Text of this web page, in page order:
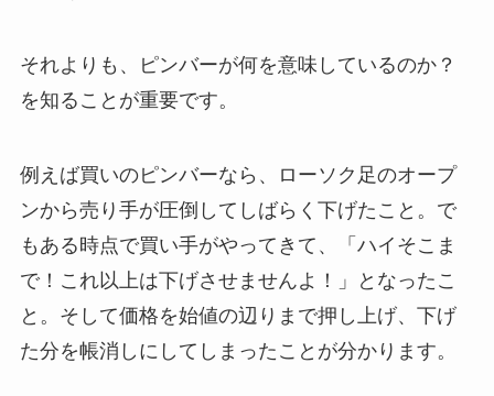
それよりも、ピンバーが何を意味しているのか？
を知ることが重要です。
例えば買いのピンバーなら、ローソク足のオープ
ンから売り手が圧倒してしばらく下げたこと。で
もある時点で買い手がやってきて、「ハイそこま
で！これ以上は下げさせませんよ！」となったこ
と。そして価格を始値の辺りまで押し上げ、下げ
た分を帳消しにしてしまったことが分かります。